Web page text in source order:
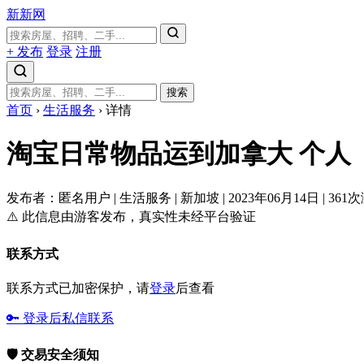
新新网
+ 发布 登录 注册
搜索
首页 › 生活服务 › 详情
淘宝日常物品运到加拿大 个人
发布者：匿名用户 | 生活服务 | 新加坡 | 2023年06月14日 | 361
⚠️ 此信息由游客发布，真实性未经平台验证
联系方式
联系方式已加密保护，请登录后查看
🔑 登录后私信联系
🛡️ 交易安全须知